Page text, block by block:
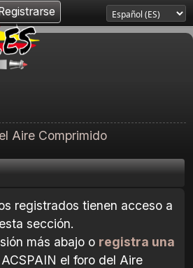
Aire Comprimido
registrados tienen acceso a
esta sección.
más abajo o registra una
el foro del Aire